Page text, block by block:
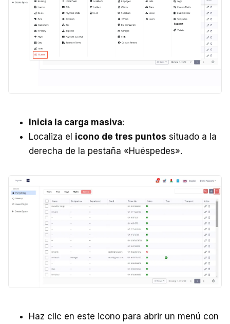
Inicia la carga masiva:
Localiza el icono de tres puntos situado a la
derecha de la pestaña «Huéspedes».
Haz clic en este icono para abrir un menú con